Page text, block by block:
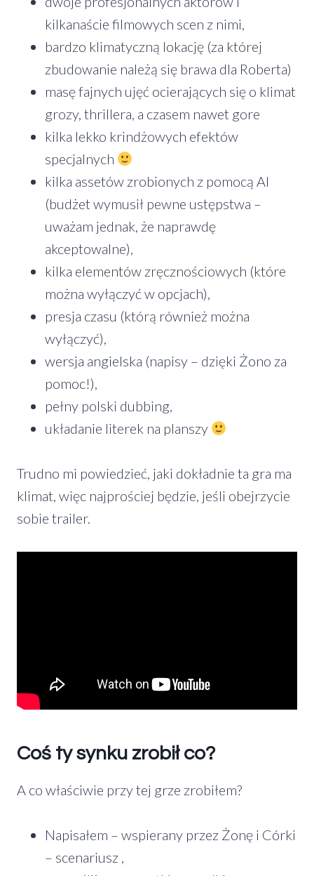
kilkanaście filmowych scen z nimi,
bardzo klimatyczną lokację (za której
zbudowanie należą się brawa dla Roberta)
masę fajnych ujęć ocierających się o klimat
grozy, thrillera, a czasem nawet gore
kilka lekko krindżowych efektów
specjalnych
kilka assetów zrobionych z pomocą AI
(budżet wymusił pewne ustępstwa –
uważam jednak, że naprawdę
akceptowalne),
kilka elementów zręcznościowych (które
można wyłączyć w opcjach),
presja czasu (którą również można
wyłączyć),
wersja angielska (napisy – dzięki Żono za
pomoc!),
pełny polski dubbing,
układanie literek na planszy
Trudno mi powiedzieć, jaki dokładnie ta gra ma
klimat, więc najprościej będzie, jeśli obejrzycie
sobie trailer.
Coś ty synku zrobił co?
A co właściwie przy tej grze zrobiłem?
Napisałem – wspierany przez Żonę i Córki
– scenariusz ,